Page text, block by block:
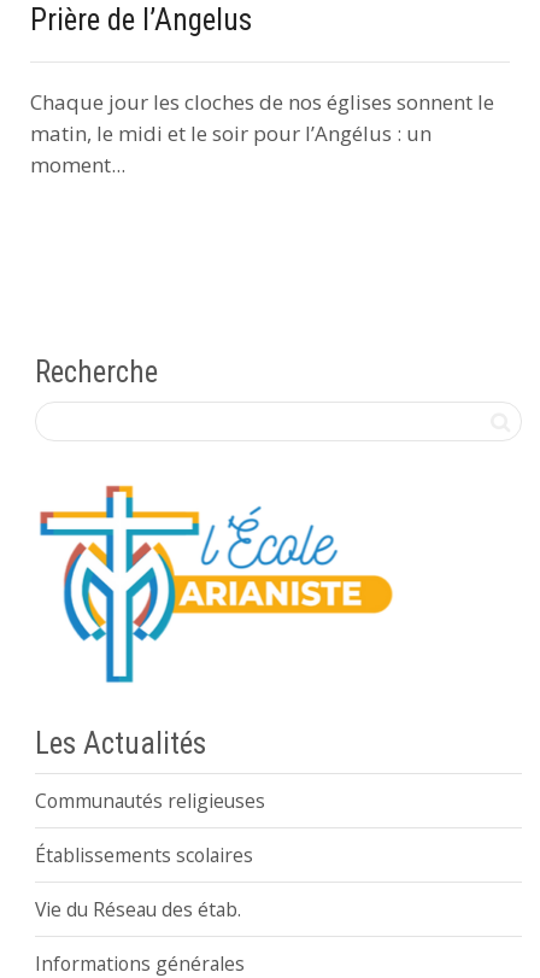
Prière de l’Angelus
Chaque jour les cloches de nos églises sonnent le
matin, le midi et le soir pour l’Angélus : un
moment...
Recherche
Les Actualités
Communautés religieuses
Établissements scolaires
Vie du Réseau des étab.
Informations générales